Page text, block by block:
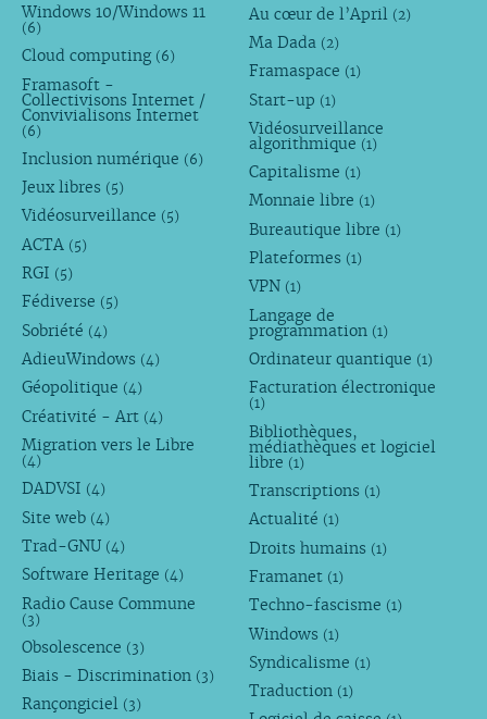
Windows 10/Windows 11
(6)
Cloud computing (6)
Framasoft -
Collectivisons Internet /
Convivialisons Internet
(6)
Inclusion numérique (6)
Jeux libres (5)
Vidéosurveillance (5)
ACTA (5)
RGI (5)
Fédiverse (5)
Sobriété (4)
AdieuWindows (4)
Géopolitique (4)
Créativité - Art (4)
Migration vers le Libre
(4)
DADVSI (4)
Site web (4)
Trad-GNU (4)
Software Heritage (4)
Radio Cause Commune
(3)
Obsolescence (3)
Biais - Discrimination (3)
Rançongiciel (3)
Au cœur de l’April (2)
Ma Dada (2)
Framaspace (1)
Start-up (1)
Vidéosurveillance
algorithmique (1)
Capitalisme (1)
Monnaie libre (1)
Bureautique libre (1)
Plateformes (1)
VPN (1)
Langage de
programmation (1)
Ordinateur quantique (1)
Facturation électronique
(1)
Bibliothèques,
médiathèques et logiciel
libre (1)
Transcriptions (1)
Actualité (1)
Droits humains (1)
Framanet (1)
Techno-fascisme (1)
Windows (1)
Syndicalisme (1)
Traduction (1)